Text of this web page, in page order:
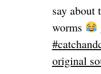
say about
worms
original